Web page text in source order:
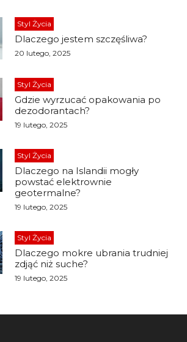
Styl Życia
Dlaczego jestem szczęśliwa?
20 lutego, 2025
Styl Życia
Gdzie wyrzucać opakowania po
dezodorantach?
19 lutego, 2025
Styl Życia
Dlaczego na Islandii mogły
powstać elektrownie
geotermalne?
19 lutego, 2025
Styl Życia
Dlaczego mokre ubrania trudniej
zdjąć niż suche?
19 lutego, 2025